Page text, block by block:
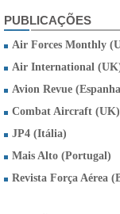
PUBLICAÇÕES
Air Forces Monthly
Air International
Avion Revue
Combat Aircraft (UK)
JP4 (Itália)
Mais Alto (Portugal)
Revista Força Aérea